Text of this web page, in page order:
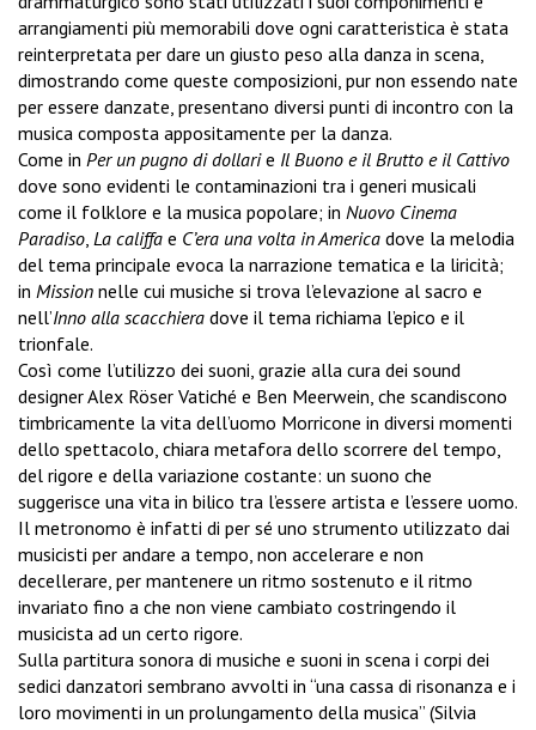
arrangiamenti più memorabili dove ogni caratteristica è stata
reinterpretata per dare un giusto peso alla danza in scena,
dimostrando come queste composizioni, pur non essendo nate
per essere danzate, presentano diversi punti di incontro con la
musica composta appositamente per la danza.
Come in Per un pugno di dollarie Il Buono e il Brutto e il Cattivo
dove sono evidenti le contaminazioni tra i generi musicali
come il folklore e la musica popolare; in Nuovo Cinema
Paradiso, La califfa e C’era una volta in America dove la melodia
del tema principale evoca la narrazione tematica e la liricità;
in Mission nelle cui musiche si trova l’elevazione al sacro e
nell’Inno alla scacchiera dove il tema richiama l’epico e il
trionfale.
Così come l’utilizzo dei suoni, grazie alla cura dei sound
designer Alex Röser Vatiché e Ben Meerwein, che scandiscono
timbricamente la vita dell’uomo Morricone in diversi momenti
dello spettacolo, chiara metafora dello scorrere del tempo,
del rigore e della variazione costante: un suono che
suggerisce una vita in bilico tra l’essere artista e l’essere uomo.
Il metronomo è infatti di per sé uno strumento utilizzato dai
musicisti per andare a tempo, non accelerare e non
decellerare, per mantenere un ritmo sostenuto e il ritmo
invariato fino a che non viene cambiato costringendo il
musicista ad un certo rigore.
Sulla partitura sonora di musiche e suoni in scena i corpi dei
sedici danzatori sembrano avvolti in “una cassa di risonanza e i
loro movimenti in un prolungamento della musica” (Silvia